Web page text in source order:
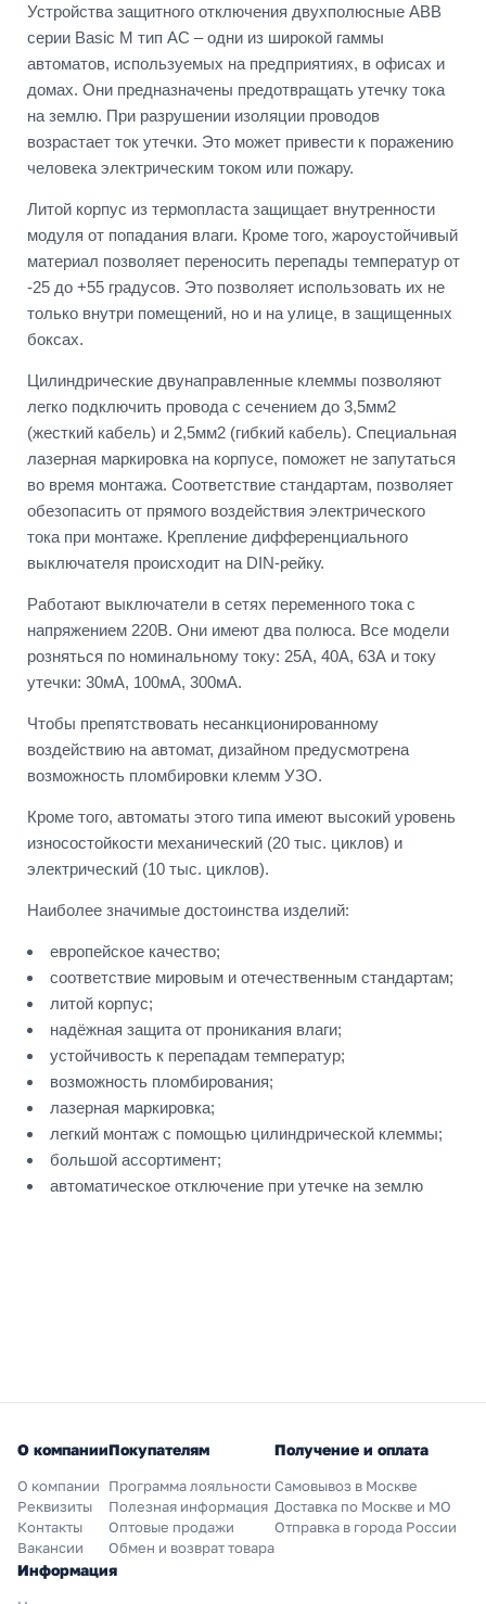
Устройства защитного отключения двухполюсные ABB
серии Basic M тип АС – одни из широкой гаммы
автоматов, используемых на предприятиях, в офисах и
домах. Они предназначены предотвращать утечку тока
на землю. При разрушении изоляции проводов
возрастает ток утечки. Это может привести к поражению
человека электрическим током или пожару.
Литой корпус из термопласта защищает внутренности
модуля от попадания влаги. Кроме того, жароустойчивый
материал позволяет переносить перепады температур от
-25 до +55 градусов. Это позволяет использовать их не
только внутри помещений, но и на улице, в защищенных
боксах.
Цилиндрические двунаправленные клеммы позволяют
легко подключить провода с сечением до 3,5мм2
(жесткий кабель) и 2,5мм2 (гибкий кабель). Специальная
лазерная маркировка на корпусе, поможет не запутаться
во время монтажа. Соответствие стандартам, позволяет
обезопасить от прямого воздействия электрического
тока при монтаже. Крепление дифференциального
выключателя происходит на DIN-рейку.
Работают выключатели в сетях переменного тока с
напряжением 220В. Они имеют два полюса. Все модели
розняться по номинальному току: 25А, 40А, 63А и току
утечки: 30мА, 100мА, 300мА.
Чтобы препятствовать несанкционированному
воздействию на автомат, дизайном предусмотрена
возможность пломбировки клемм УЗО.
Кроме того, автоматы этого типа имеют высокий уровень
износостойкости механический (20 тыс. циклов) и
электрический (10 тыс. циклов).
Наиболее значимые достоинства изделий:
европейское качество;
соответствие мировым и отечественным стандартам;
литой корпус;
надёжная защита от проникания влаги;
устойчивость к перепадам температур;
возможность пломбирования;
лазерная маркировка;
легкий монтаж с помощью цилиндрической клеммы;
большой ассортимент;
автоматическое отключение при утечке на землю
О компании
О компании
Реквизиты
Контакты
Вакансии
Покупателям
Программа лояльности
Полезная информация
Оптовые продажи
Обмен и возврат товара
Получение и оплата
Самовывоз в Москве
Доставка по Москве и МО
Отправка в города России
Информация